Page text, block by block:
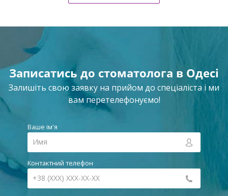
Записатись до стоматолога в Одесі
Залишіть свою заявку на прийом до спеціаліста і ми
вам перетелефонуємо!
Ваше ім'я
Контактний телефон